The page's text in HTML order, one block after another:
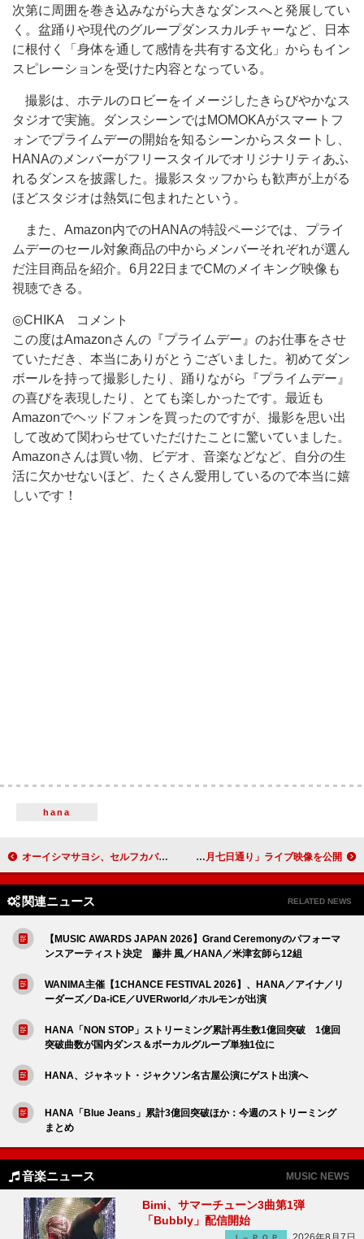
次第に周囲を巻き込みながら大きなダンスへと発展してい
く。盆踊りや現代のグループダンスカルチャーなど、日本
に根付く「身体を通して感情を共有する文化」からもイン
スピレーションを受けた内容となっている。
撮影は、ホテルのロビーをイメージしたきらびやかなス
タジオで実施。ダンスシーンではMOMOKAがスマートフ
ォンでプライムデーの開始を知るシーンからスタートし、
HANAのメンバーがフリースタイルでオリジナリティあふ
れるダンスを披露した。撮影スタッフからも歓声が上がる
ほどスタジオは熱気に包まれたという。
また、Amazon内でのHANAの特設ページでは、プライ
ムデーのセール対象商品の中からメンバーそれぞれが選ん
だ注目商品を紹介。6月22日までCMのメイキング映像も
視聴できる。
◎CHIKA コメント
この度はAmazonさんの『プライムデー』のお仕事をさせ
ていただき、本当にありがとうございました。初めてダン
ボールを持って撮影したり、踊りながら『プライムデー』
の喜びを表現したり、とても楽しかったです。最近も
Amazonでヘッドフォンを買ったのですが、撮影を思い出
して改めて関わらせていただけたことに驚いていました。
Amazonさんは買い物、ビデオ、音楽などなど、自分の生
活に欠かせないほど、たくさん愛用しているので本当に嬉
しいです！
hana
オーイシマサヨシ、セルフカバーAL第3弾『仮歌III』リリース決定 時速36km、チケット即完となった渋谷CLUB QUATTROワンマンより「七月七日通り」ライブ映像を公開
関連ニュース RELATED NEWS
【MUSIC AWARDS JAPAN 2026】Grand Ceremonyのパフォーマ
ンスアーティスト決定 藤井 風／HANA／米津玄師ら12組
WANIMA主催【1CHANCE FESTIVAL 2026】、HANA／アイナ／リ
ーダーズ／Da-iCE／UVERworld／ホルモンが出演
HANA「NON STOP」ストリーミング累計再生数1億回突破 1億回
突破曲数が国内ダンス＆ボーカルグループ単独1位に
HANA、ジャネット・ジャクソン名古屋公演にゲスト出演へ
HANA「Blue Jeans」累計3億回突破ほか：今週のストリーミング
まとめ
音楽ニュース MUSIC NEWS
Bimi、サマーチューン3曲第1弾
「Bubbly」配信開始